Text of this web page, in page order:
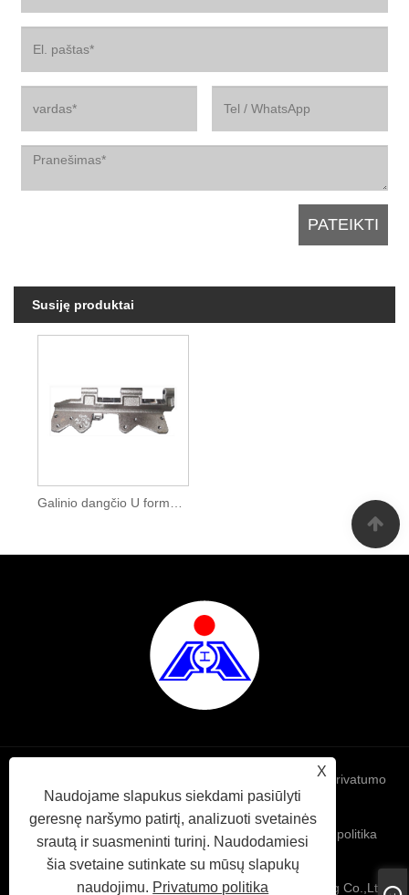
Susiję produktai
X
Naudojame slapukus siekdami pasiūlyti
geresnę naršymo patirtį, analizuoti svetainės
srautą ir suasmeninti turinį. Naudodamiesi
šia svetaine sutinkate su mūsų slapukų
naudojimu. Privatumo politika
Privatumo
politika
Autoriaus teisės © 2021 Yidu Tongxin Precision Forging Co.,Ltd.